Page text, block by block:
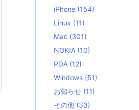
iPhone (154)
Linux (11)
Mac (301)
NOKIA (10)
PDA (12)
Windows (51)
お知らせ (11)
その他 (33)